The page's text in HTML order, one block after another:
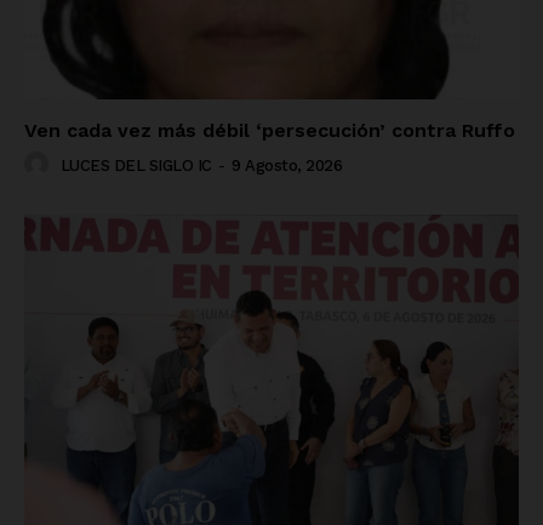
Ven cada vez más débil ‘persecución’ contra Ruffo
LUCES DEL SIGLO IC - 9 Agosto, 2026